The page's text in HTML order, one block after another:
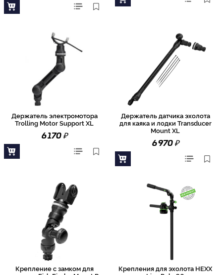
Держатель электромотора
Trolling Motor Support XL
6 170₽
Держатель датчика эхолота
для каяка и лодки Transducer
Mount XL
6 970₽
Крепление с замком для
Крепления для эхолота HEXX